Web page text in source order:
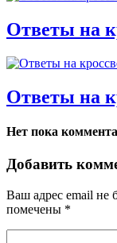
Ответы на
Ответы на
Нет пока
Добавить
Ваш адрес email не
помечены *